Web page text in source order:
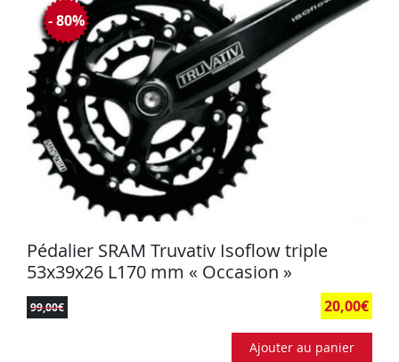
Pédalier SRAM Truvativ Isoflow triple
53x39x26 L170 mm « Occasion »
99,00€ 20,00€
- 80%
Ajouter au panier